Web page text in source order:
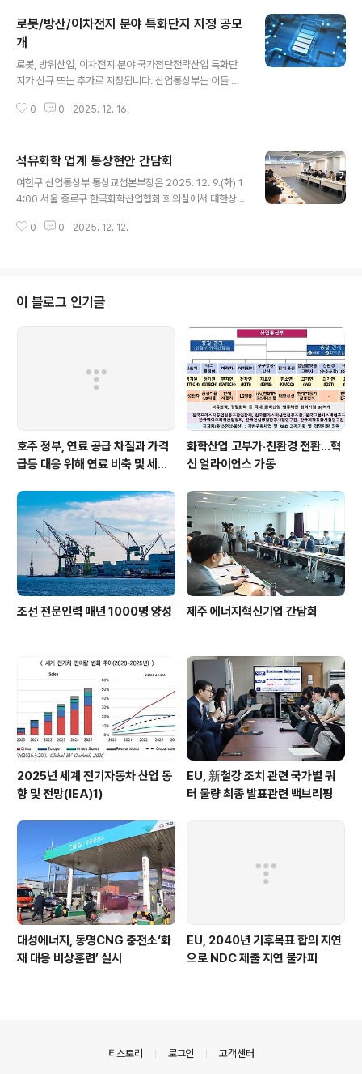
로봇/방산/이차전지 분야 특화단지 지정 공모
개
로봇, 방위산업, 이차전지 분야 국가첨단전략산업 특화단
지가 신규 또는 추가로 지정됩니다. 산업통상부는 이들 분
개시한다고 밝혔습니다. 이번 지정은 새로 추가된 로봇, 방
지는 올해 국가첨단전략산업으로 신규 지정된 휴머노이드
(로봇), 첨단항공엔진(방산) 분야 제조 생태계 조성을 위해,
이차전지 특화단지는 기존 특화단지와 연계한 전주기 밸류
이차전지 특화단지는 청주(셀), 울산(셀), 포항(양극재), 새
0 0 2025. 12. 16.
석유화학 업계 통상현안 간담회
여한구 산업통상부 통상교섭본부장은 2025. 12. 9.(화) 1
4:00 서울 종로구 한국화학산업협회 회의실에서 대한상공
롯한 석유화학 관련 유관기관 및 기업 관계자 등이 참석한
토뉴스
0 0 2025. 12. 12.
이 블로그 인기글
호주 정부, 연료 공급 차질과 가격
급등 대응 위해 연료 비축 및 세제
화학산업 고부가‧친환경 전환…혁
신 얼라이언스 가동
조선 전문인력 매년 1000명 양성 제주 에너지혁신기업 간담회
2025년 세계 전기자동차 산업 동
향 및 전망(IEA)1)
EU, 新철강 조치 관련 국가별 쿼
터 물량 최종 발표관련 백브리핑
대성에너지, 동명CNG 충전소‘화
재 대응 비상훈련’ 실시
EU, 2040년 기후목표 합의 지연
으로 NDC 제출 지연 불가피
티스토리 로그인 고객센터